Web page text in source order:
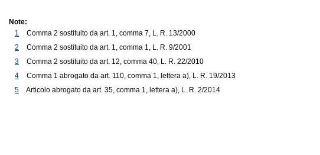
Note:
1
Comma 2 sostituito da art. 1, comma 7, L. R. 13/2000
2
Comma 2 sostituito da art. 1, comma 1, L. R. 9/2001
3
Comma 2 sostituito da art. 12, comma 40, L. R. 22/2010
4
Comma 1 abrogato da art. 110, comma 1, lettera a), L. R. 19/2013
5
Articolo abrogato da art. 35, comma 1, lettera a), L. R. 2/2014